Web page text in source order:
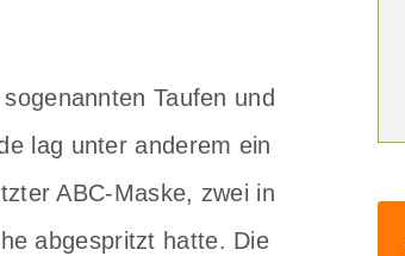
Taufen und
lag unter anderem ein
ABC-Maske, zwei in
abgespritzt hatte. Die